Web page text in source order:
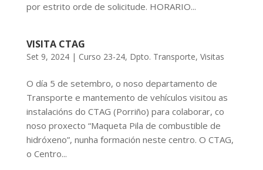
por estrito orde de solicitude. HORARIO...
VISITA CTAG
Set 9, 2024| Curso 23-24, Dpto. Transporte, Visitas
O día 5 de setembro, o noso departamento de
Transporte e mantemento de vehículos visitou as
instalacións do CTAG (Porriño) para colaborar, co
noso proxecto “Maqueta Pila de combustible de
hidróxeno”, nunha formación neste centro. O CTAG,
o Centro...